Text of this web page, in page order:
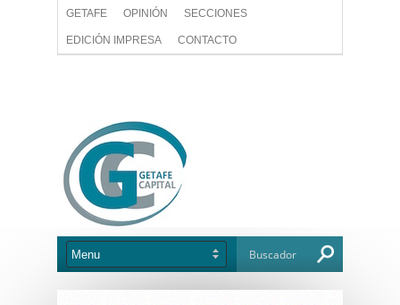
GETAFE OPINIÓN SECCIONES
EDICIÓN IMPRESA CONTACTO